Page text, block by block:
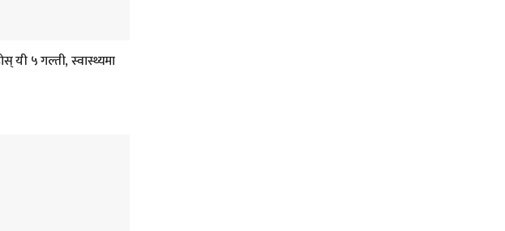
यी ५ गल्ती, स्वास्थ्यमा